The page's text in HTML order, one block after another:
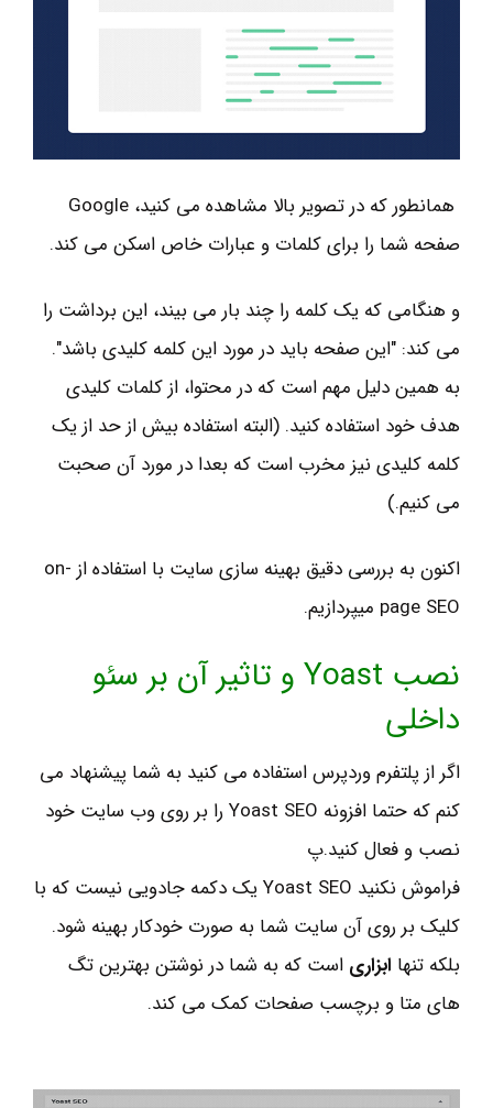
همانطور که در تصویر بالا مشاهده می کنید، Google
صفحه شما را برای کلمات و عبارات خاص اسکن می کند.
و هنگامی که یک کلمه را چند بار می بیند، این برداشت را
می کند: "این صفحه باید در مورد این کلمه کلیدی باشد".
به همین دلیل مهم است که در محتوا، از کلمات کلیدی
هدف خود استفاده کنید. (البته استفاده بیش از حد از یک
کلمه کلیدی نیز مخرب است که بعدا در مورد آن صحبت
می کنیم.)
اکنون به بررسی دقیق بهینه سازی سایت با استفاده از on-
page SEO میپردازیم.
نصب Yoast و تاثیر آن بر سئو
داخلی
اگر از پلتفرم وردپرس استفاده می کنید به شما پیشنهاد می
کنم که حتما افزونه Yoast SEO را بر روی وب سایت خود
نصب و فعال کنید.پ
فراموش نکنید Yoast SEO یک دکمه جادویی نیست که با
کلیک بر روی آن سایت شما به صورت خودکار بهینه شود.
بلکه تنها ابزاری است که به شما در نوشتن بهترین تگ
های متا و برچسب صفحات کمک می کند.